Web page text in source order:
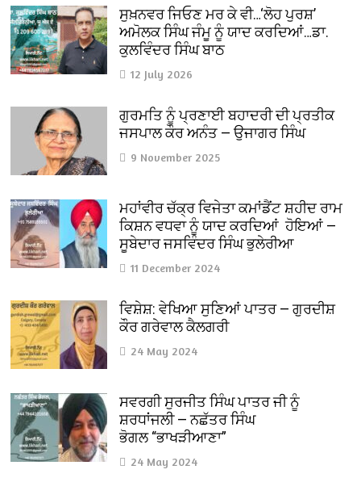
ਸੁਖ਼ਨਵਰ ਜਿਓਣ ਮਰ ਕੇ ਵੀ…‘ਲੋਹ ਪੁਰਸ਼’
ਅਮੋਲਕ ਸਿੰਘ ਜੰਮੂ ਨੂੰ ਯਾਦ ਕਰਦਿਆਂ…ਡਾ.
ਕੁਲਵਿੰਦਰ ਸਿੰਘ ਬਾਠ
12 July 2026
ਗੁਰਮਤਿ ਨੂੰ ਪ੍ਰਣਾਈ ਬਹਾਦਰੀ ਦੀ ਪ੍ਰਤੀਕ
ਜਸਪਾਲ ਕੌਰ ਅਨੰਤ — ਉਜਾਗਰ ਸਿੰਘ
9 November 2025
ਮਹਾਂਵੀਰ ਚੱਕ੍ਰ ਵਿਜੇਤਾ ਕਮਾਂਡੈਂਟ ਸ਼ਹੀਦ ਰਾਮ
ਕਿਸ਼ਨ ਵਧਵਾ ਨੂੰ ਯਾਦ ਕਰਦਿਆਂ ਹੋਇਆਂ —
ਸੂਬੇਦਾਰ ਜਸਵਿੰਦਰ ਸਿੰਘ ਭੁਲੇਰੀਆ
11 December 2024
ਵਿਸ਼ੇਸ਼: ਵੇਖਿਆ ਸੁਣਿਆਂ ਪਾਤਰ — ਗੁਰਦੀਸ਼
ਕੌਰ ਗਰੇਵਾਲ ਕੈਲਗਰੀ
24 May 2024
ਸਵਰਗੀ ਸੁਰਜੀਤ ਸਿੰਘ ਪਾਤਰ ਜੀ ਨੂੰ
ਸ਼ਰਧਾਂਜਲੀ — ਨਛੱਤਰ ਸਿੰਘ
ਭੋਗਲ “ਭਾਖੜੀਆਣਾ”
24 May 2024